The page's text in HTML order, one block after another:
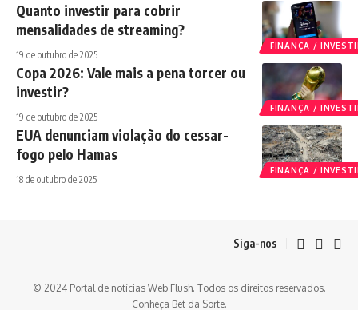
FINANÇA /
Quanto investir para cobrir
mensalidades de streaming?
19 de outubro de 2025
FINANÇA /
Copa 2026: Vale mais a pena torcer ou
investir?
19 de outubro de 2025
FINANÇA /
EUA denunciam violação do cessar-
fogo pelo Hamas
18 de outubro de 2025
Siga-nos
© 2024 Portal de notícias Web Flush. Todos os direitos reservados.
Conheça Bet da Sorte.